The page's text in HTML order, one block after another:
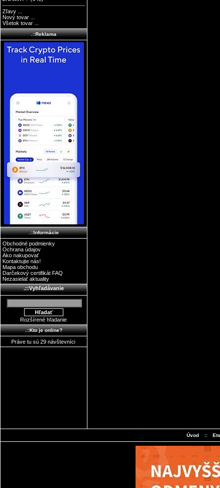
Zľavy ...
Nový tovar ...
Všetok tovar ...
.::Reklama
.::Informácie
Obchodné podmienky
Ochrana údajov
Ako nakupovať
Kontaktujte nás!
Mapa obchodu
Darčekový certifikát FAQ
Nezasielať aktuality
.::Vyhľadávanie
Rozšírené hľadanie
.::Kto je online?
Práve tu sú 29 návštevníci
Úvod ::